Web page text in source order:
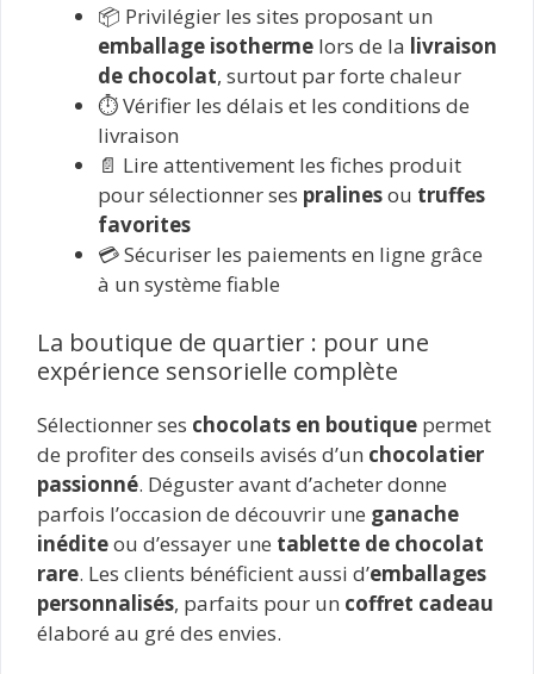
📦 Privilégier les sites proposant un
emballage isotherme lors de la livraison
de chocolat, surtout par forte chaleur
⏱️ Vérifier les délais et les conditions de
livraison
📄 Lire attentivement les fiches produit
pour sélectionner ses pralinesou truffes
favorites
💳 Sécuriser les paiements en ligne grâce
à un système fiable
La boutique de quartier : pour une
expérience sensorielle complète
Sélectionner ses chocolats en boutique permet
de profiter des conseils avisés d’un chocolatier
passionné. Déguster avant d’acheter donne
parfois l’occasion de découvrir une ganache
inéditeou d’essayer une tablette de chocolat
rare. Les clients bénéficient aussi d’emballages
personnalisés, parfaits pour un coffret cadeau
élaboré au gré des envies.